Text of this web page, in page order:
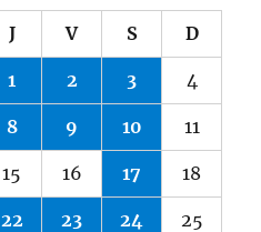
J V S D
1 2 3 4
8 9 10 11
15 16 17 18
22 23 24 25